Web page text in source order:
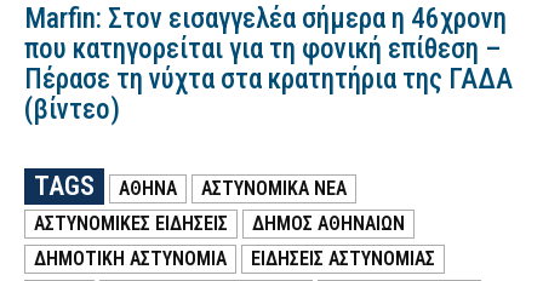
Marfin: Στον εισαγγελέα σήμερα η 46χρονη
που κατηγορείται για τη φονική επίθεση –
Πέρασε τη νύχτα στα κρατητήρια της ΓΑΔΑ
(βίντεο)
TAGS ΑΘΗΝΑ
ΑΣΤΥΝΟΜΙΚΑ ΝΕΑ
ΑΣΤΥΝΟΜΙΚΕΣ ΕΙΔΗΣΕΙΣ
ΔΗΜΟΣ ΑΘΗΝΑΙΩΝ
ΔΗΜΟΤΙΚΗ ΑΣΤΥΝΟΜΙΑ
ΕΙΔΗΣΕΙΣ ΑΣΤΥΝΟΜΙΑΣ